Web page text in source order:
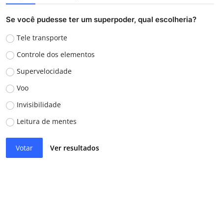
Se você pudesse ter um superpoder, qual escolheria?
Tele transporte
Controle dos elementos
Supervelocidade
Voo
Invisibilidade
Leitura de mentes
Votar Ver resultados